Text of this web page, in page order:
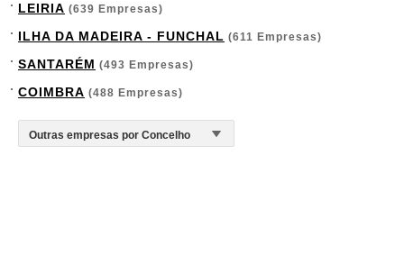
LEIRIA (639 Empresas)
ILHA DA MADEIRA - FUNCHAL (611 Empresas)
SANTARÉM (493 Empresas)
COIMBRA (488 Empresas)